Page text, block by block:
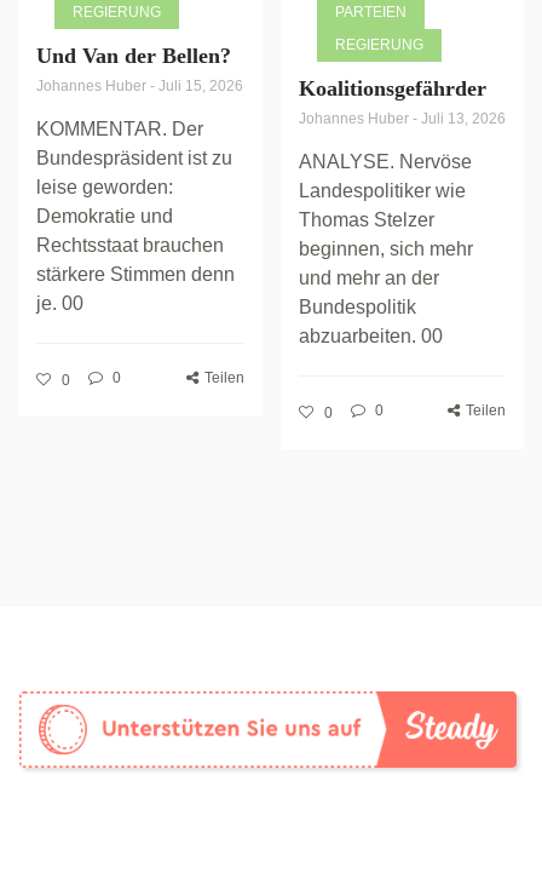
REGIERUNG
Und Van der Bellen?
Johannes Huber - Juli 15, 2026
KOMMENTAR. Der
Bundespräsident ist zu
leise geworden:
Demokratie und
Rechtsstaat brauchen
stärkere Stimmen denn
je. 00
0 0 Teilen
PARTEIEN
REGIERUNG
Koalitionsgefährder
Johannes Huber - Juli 13, 2026
ANALYSE. Nervöse
Landespolitiker wie
Thomas Stelzer
beginnen, sich mehr
und mehr an der
Bundespolitik
abzuarbeiten. 00
0 0 Teilen